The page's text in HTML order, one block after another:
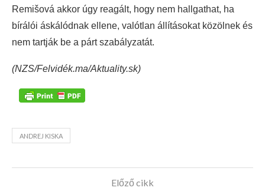
Remišová akkor úgy reagált, hogy nem hallgathat, ha
bírálói áskálódnak ellene, valótlan állításokat közölnek és
nem tartják be a párt szabályzatát.
(NZS/Felvidék.ma/Aktuality.sk)
ANDREJ KISKA
Előző cikk